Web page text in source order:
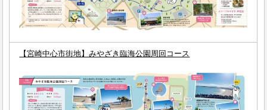
【宮崎中心市街地】みやざき臨海公園周回コース